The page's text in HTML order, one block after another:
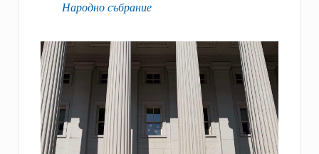
Народно събрание